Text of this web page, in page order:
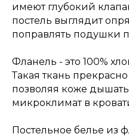
имеют глубокий
постель выглядит
поправлять подушки
Фланель - это 100%
Такая ткань
позволяя коже
микроклимат в
Постельное белье из